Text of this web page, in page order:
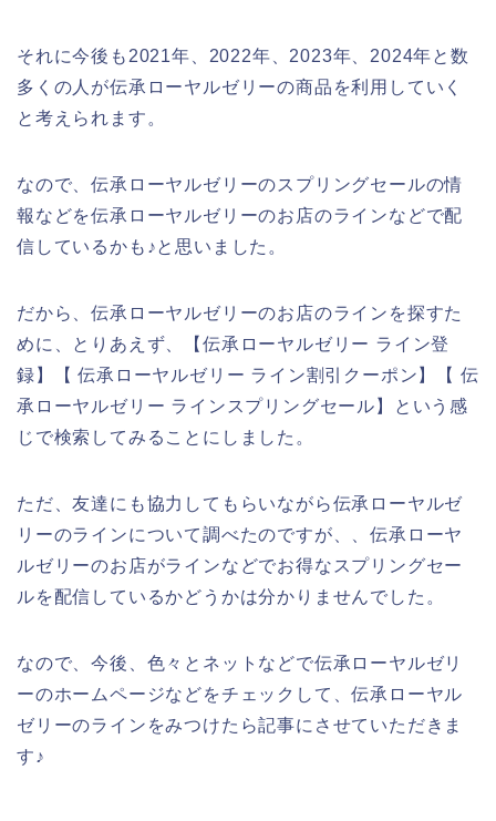
それに今後も2021年、2022年、2023年、2024年と数
多くの人が伝承ローヤルゼリーの商品を利用していく
と考えられます。
なので、伝承ローヤルゼリーのスプリングセールの情
報などを伝承ローヤルゼリーのお店のラインなどで配
信しているかも♪と思いました。
だから、伝承ローヤルゼリーのお店のラインを探すた
めに、とりあえず、【伝承ローヤルゼリー ライン登
録】【 伝承ローヤルゼリー ライン割引クーポン】【 伝
承ローヤルゼリー ラインスプリングセール】という感
じで検索してみることにしました。
ただ、友達にも協力してもらいながら伝承ローヤルゼ
リーのラインについて調べたのですが、、伝承ローヤ
ルゼリーのお店がラインなどでお得なスプリングセー
ルを配信しているかどうかは分かりませんでした。
なので、今後、色々とネットなどで伝承ローヤルゼリ
ーのホームページなどをチェックして、伝承ローヤル
ゼリーのラインをみつけたら記事にさせていただきま
す♪